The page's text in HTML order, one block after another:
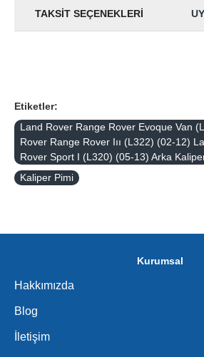
TAKSIT SEÇENEKLERI
Etiketler:
Land Rover Range Rover Evoque Van
Rover Range Rover Iıı (L322) (02-12)
Rover Sport I (L320) (05-13) Arka
Kaliper Pimi
Kurumsal
Hakkımızda
Blog
İletişim